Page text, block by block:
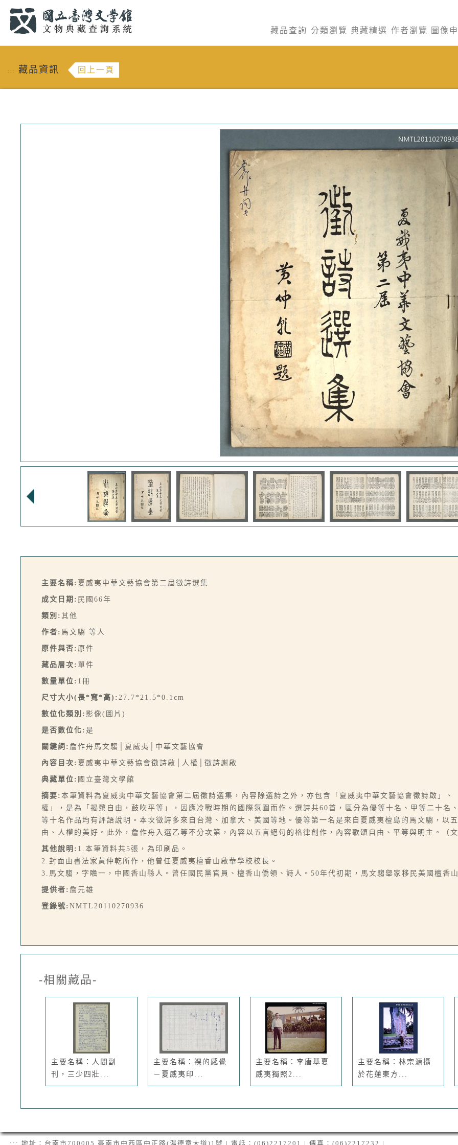
藏品查詢 分類瀏覽 典藏精選 作者瀏覽 圖像
::: 藏品資訊 回上一頁
主要名稱: 夏威夷中華文藝協會第二屆徵詩選集
成文日期: 民國66年
類別: 其他
作者: 馬文騶 等人
原件與否: 原件
藏品層次: 單件
數量單位: 1冊
尺寸大小(長*寬*高): 27.7*21.5*0.1cm
數位化類別: 影像(圖片)
是否數位化: 是
關鍵詞: 詹作舟馬文騶│夏威夷│中華文藝協會
內容目次: 夏威夷中華文藝協會徵詩啟│人權│徵詩謝啟
典藏單位: 國立臺灣文學館
摘要: 本筆資料為夏威夷中華文藝協會第二屆徵詩選集，內容除選詩之外，亦包含「夏威夷中華文藝協會徵詩啟」
權」，是為「揭櫫自由，鼓吹平等」，因應冷戰時期的國際氛圍而作。選詩共60首，區分為優等十名、甲等二十名
等十名作品均有評語說明。本次徵詩多來自台灣、加拿大、美國等地。優等第一名是來自夏威夷檀島的馬文騶，以
由、人權的美好。此外，詹作舟入選乙等不分次第，內容以五言絕句的格律創作，內容歌頌自由、平等與明主。（
其他說明: 1.本筆資料共5張，為印刷品。
2.封面由書法家黃仲乾所作，他曾任夏威夷檀香山啟華學校校長。
3.馬文騶，字瞻一，中國香山縣人。曾任國民黨官員、檀香山僑領、詩人。50年代初期，馬文騶舉家移民美國檀香
提供者: 詹元雄
登錄號: NMTL20110270936
-相關藏品-
主要名稱：人間副
刊，三少四壯...
主要名稱：裸的感覺
－夏威夷印...
主要名稱：李唐基夏
威夷獨照2...
主要名稱：林宗源攝
於花蓮東方...
::: 地址：台南市700005 臺南市中西區中正路(湯德章大道)1號 | 電話：(06)2217201 | 傳真：(06)2217232 |